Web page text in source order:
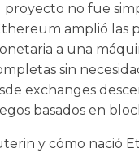
proyecto no fue
amplió las
a una
sin
exchanges
basados en
y cómo nació